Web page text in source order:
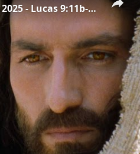
Evangelio de hoy - Jueves 19 de junio de 2025 - Lucas 9:11b-17 - Biblia Católica